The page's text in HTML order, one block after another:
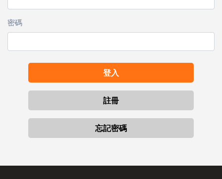
密碼
登入
註冊
忘記密碼